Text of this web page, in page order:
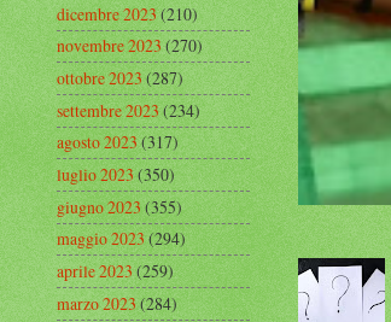
dicembre 2023(210)
novembre 2023(270)
ottobre 2023(287)
settembre 2023(234)
agosto 2023(317)
luglio 2023(350)
giugno 2023(355)
maggio 2023(294)
aprile 2023(259)
marzo 2023(284)